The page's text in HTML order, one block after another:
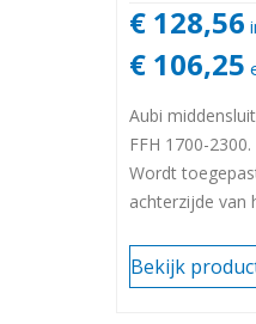
€ 128,56
€ 106,25
Aubi
FFH 1700-2300.
Wordt
achterzijde van
Met 2
Lengte:
Bekijk